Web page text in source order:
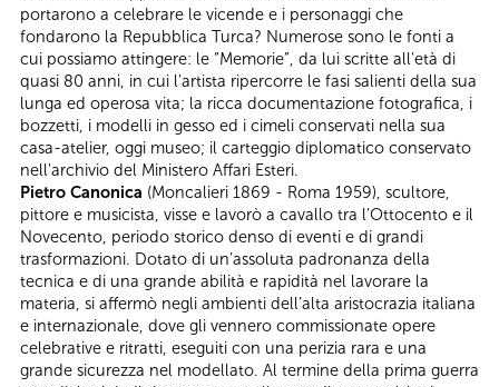
portarono a celebrare le vicende e i personaggi che
fondarono la Repubblica Turca? Numerose sono le fonti a
cui possiamo attingere: le “Memorie”, da lui scritte all'età di
quasi 80 anni, in cui l'artista ripercorre le fasi salienti della sua
lunga ed operosa vita; la ricca documentazione fotografica, i
bozzetti, i modelli in gesso ed i cimeli conservati nella sua
casa-atelier, oggi museo; il carteggio diplomatico conservato
nell'archivio del Ministero Affari Esteri.
Pietro Canonica (Moncalieri 1869 - Roma 1959), scultore,
pittore e musicista, visse e lavorò a cavallo tra l’Ottocento e il
Novecento, periodo storico denso di eventi e di grandi
trasformazioni. Dotato di un’assoluta padronanza della
tecnica e di una grande abilità e rapidità nel lavorare la
materia, si affermò negli ambienti dell’alta aristocrazia italiana
e internazionale, dove gli vennero commissionate opere
celebrative e ritratti, eseguiti con una perizia rara e una
grande sicurezza nel modellato. Al termine della prima guerra